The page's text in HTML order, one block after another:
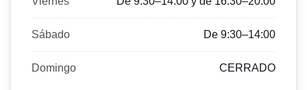
Sábado De 9:30–14:00
Domingo CERRADO